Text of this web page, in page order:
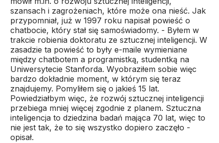
szansach i zagrożeniach, które może ona nieść. Jak
przypomniał, już w 1997 roku napisał powieść o
chatbocie, który stał się samoświadomy. - Byłem w
trakcie robienia doktoratu ze sztucznej inteligencji. W
zasadzie ta powieść to były e-maile wymieniane
między chatbotem a programistką, studentką na
Uniwersytecie Stanforda. Wyobraziłem sobie więc
bardzo dokładnie moment, w którym się teraz
znajdujemy. Pomyliłem się o jakieś 15 lat.
Powiedziałbym więc, że rozwój sztucznej inteligencji
przebiega mniej więcej zgodnie z planem. Sztuczna
inteligencja to dziedzina badań mająca 70 lat, więc to
nie jest tak, że to się wszystko dopiero zaczęło -
opisał.